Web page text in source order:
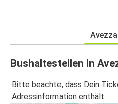
Bushaltestellen in
Bitte beachte, dass Dein
Adressinformation enthält.